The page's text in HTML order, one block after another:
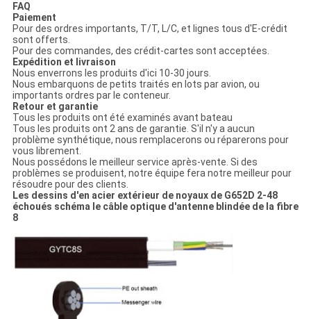
FAQ
Paiement
Pour des ordres importants, T/T, L/C, et lignes tous d'E-crédit
sont offerts.
Pour des commandes, des crédit-cartes sont acceptées.
Expédition et livraison
Nous enverrons les produits d'ici 10-30 jours.
Nous embarquons de petits traités en lots par avion, ou
importants ordres par le conteneur.
Retour et garantie
Tous les produits ont été examinés avant bateau
Tous les produits ont 2 ans de garantie. S'il n'y a aucun
problème synthétique, nous remplacerons ou réparerons pour
vous librement.
Nous possédons le meilleur service après-vente. Si des
problèmes se produisent, notre équipe fera notre meilleur pour
résoudre pour des clients.
Les dessins d'en acier extérieur de noyaux de G652D 2-48
échoués schéma le câble optique d'antenne blindée de la fibre
8